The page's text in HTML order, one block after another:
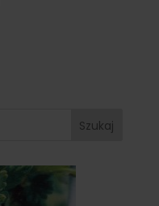
Szukaj